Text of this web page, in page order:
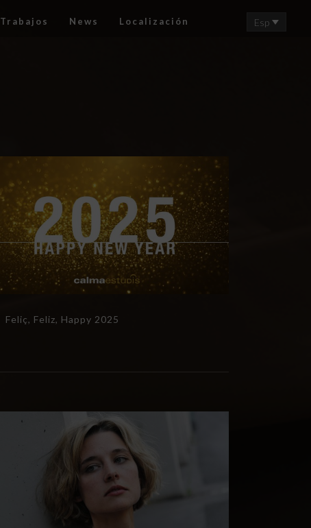
Trabajos News Localización Esp
Feliç, Feliz, Happy 2025